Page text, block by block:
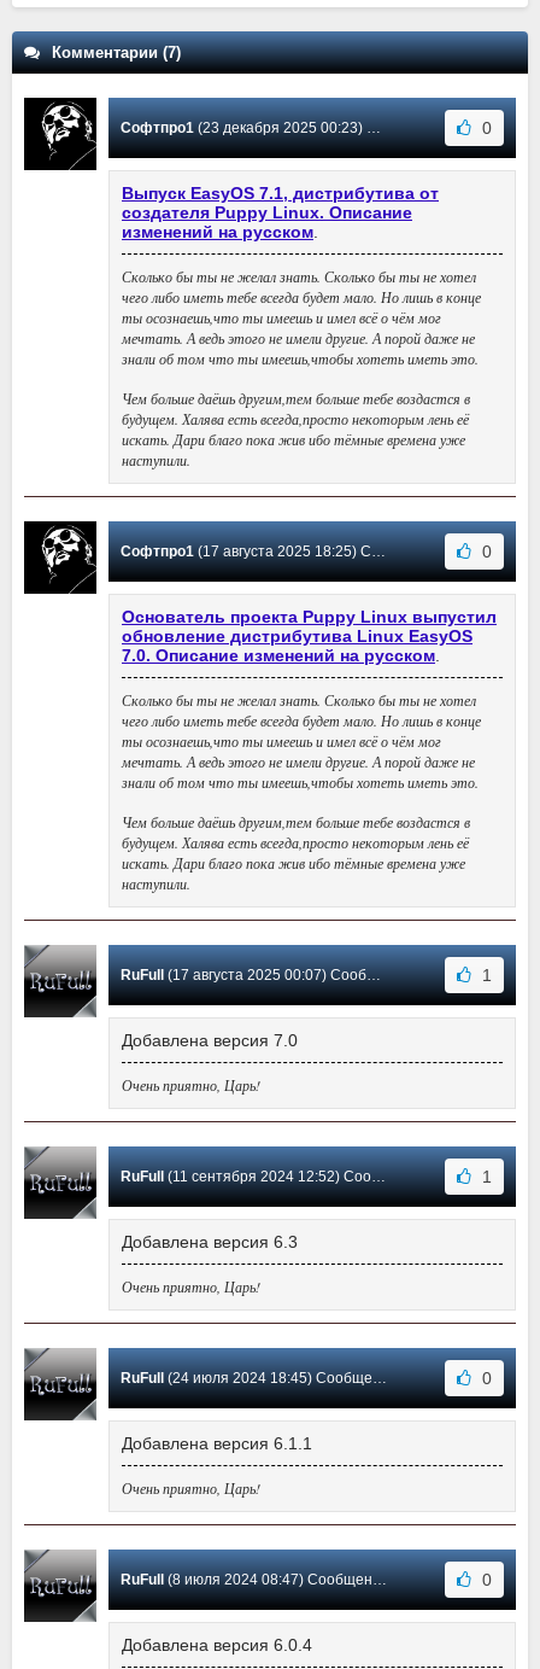
Комментарии (7)
Софтпро1(23 декабря 2025 00:23) Сообщение #7 0
Выпуск EasyOS 7.1, дистрибутива от
создателя Puppy Linux. Описание
изменений на русском.
Сколько бы ты не желал знать. Сколько бы ты не хотел
чего либо иметь тебе всегда будет мало. Но лишь в конце
ты осознаешь,что ты имеешь и имел всё о чём мог
мечтать. А ведь этого не имели другие. А порой даже не
знали об том что ты имеешь,чтобы хотеть иметь это.
Чем больше даёшь другим,тем больше тебе воздастся в
будущем. Халява есть всегда,просто некоторым лень её
искать. Дари благо пока жив ибо тёмные времена уже
наступили.
Софтпро1(17 августа 2025 18:25) Сообщение #6 0
Основатель проекта Puppy Linux выпустил
обновление дистрибутива Linux EasyOS
7.0. Описание изменений на русском.
Сколько бы ты не желал знать. Сколько бы ты не хотел
чего либо иметь тебе всегда будет мало. Но лишь в конце
ты осознаешь,что ты имеешь и имел всё о чём мог
мечтать. А ведь этого не имели другие. А порой даже не
знали об том что ты имеешь,чтобы хотеть иметь это.
Чем больше даёшь другим,тем больше тебе воздастся в
будущем. Халява есть всегда,просто некоторым лень её
искать. Дари благо пока жив ибо тёмные времена уже
наступили.
RuFull (17 августа 2025 00:07) Сообщение #5 1
Добавлена версия 7.0
Очень приятно, Царь!
RuFull (11 сентября 2024 12:52) Сообщение #4 1
Добавлена версия 6.3
Очень приятно, Царь!
RuFull (24 июля 2024 18:45) Сообщение #3 0
Добавлена версия 6.1.1
Очень приятно, Царь!
RuFull (8 июля 2024 08:47) Сообщение #2 0
Добавлена версия 6.0.4